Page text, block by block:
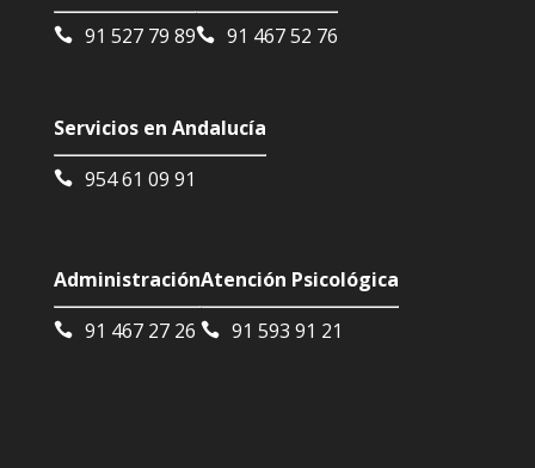
91 527 79 89
91 467 52 76
Servicios en Andalucía
954 61 09 91
Administración
91 467 27 26
Atención Psicológica
91 593 91 21